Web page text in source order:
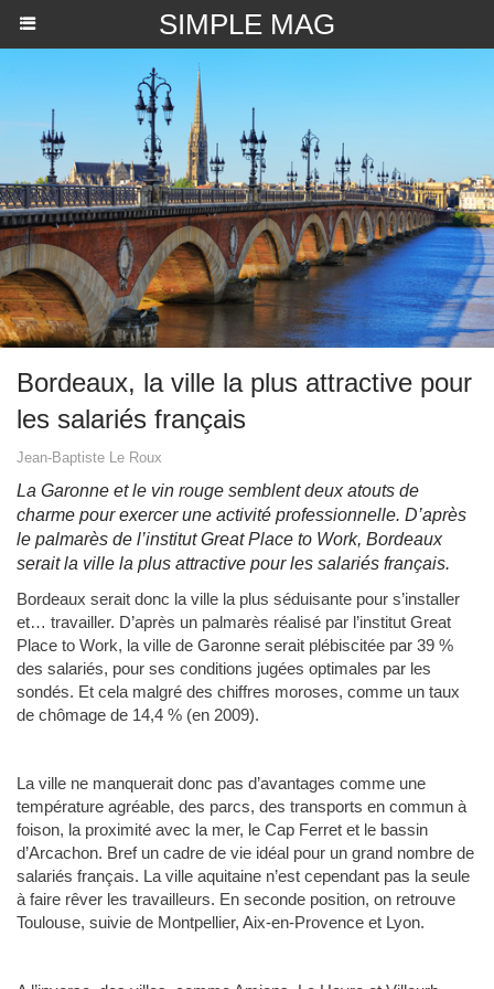
SIMPLE MAG
Bordeaux, la ville la plus attractive pour
les salariés français
Jean-Baptiste Le Roux
La Garonne et le vin rouge semblent deux atouts de
charme pour exercer une activité professionnelle. D’après
le palmarès de l’institut Great Place to Work, Bordeaux
serait la ville la plus attractive pour les salariés français.
Bordeaux serait donc la ville la plus séduisante pour s’installer
et… travailler. D’après un palmarès réalisé par l’institut Great
Place to Work, la ville de Garonne serait plébiscitée par 39 %
des salariés, pour ses conditions jugées optimales par les
sondés. Et cela malgré des chiffres moroses, comme un taux
de chômage de 14,4 % (en 2009).
La ville ne manquerait donc pas d’avantages comme une
température agréable, des parcs, des transports en commun à
foison, la proximité avec la mer, le Cap Ferret et le bassin
d’Arcachon. Bref un cadre de vie idéal pour un grand nombre de
salariés français. La ville aquitaine n’est cependant pas la seule
à faire rêver les travailleurs. En seconde position, on retrouve
Toulouse, suivie de Montpellier, Aix-en-Provence et Lyon.